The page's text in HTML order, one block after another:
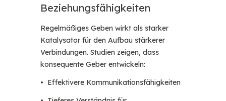
Beziehungsfähigkeiten
Regelmäßiges Geben wirkt als starker
Katalysator für den Aufbau stärkerer
Verbindungen. Studien zeigen, dass
konsequente Geber entwickeln:
• Effektivere Kommunikationsfähigkeiten